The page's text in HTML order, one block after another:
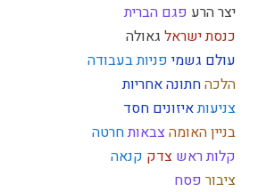
יצר הרע פגם הברית
כנסת ישראל גאולה
עולם גשמי פניות בעבודה
הלכהחתונהאחריות
צניעותאיזונים חסד
בניין האומה צבאותחרטה
קלות ראש צדק קנאה
ציבור פסח